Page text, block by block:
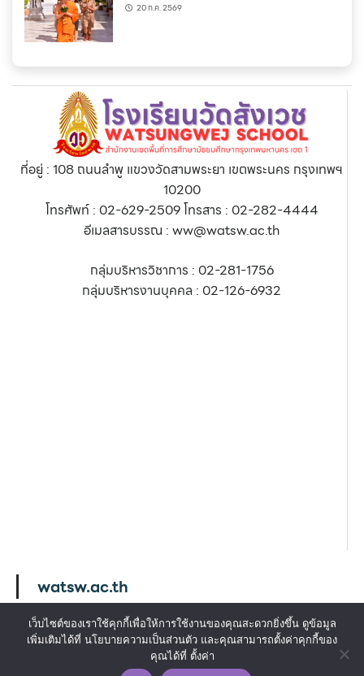
20 ก.ค. 2569
ที่อยู่ : 108 ถนนลำพู แขวงวัดสามพระยา เขตพระนคร กรุงเทพฯ
10200
โทรศัพท์ : 02-629-2509 โทรสาร : 02-282-4444
อีเมลสารบรรณ : ww@watsw.ac.th
กลุ่มบริหารวิชาการ : 02-281-1756
กลุ่มบริหารงานบุคคล : 02-126-6932
watsw.ac.th
Copyright © 2026 Watsungwej School . All rights
reserved. ออกแบบโดย www.dsite.in.th
เว็บไซต์ของเราใช้คุกกี้เพื่อให้การใช้งานของคุณสะดวกยิ่งขึ้น ดูข้อมูล
เพิ่มเติมได้ที่ นโยบายความเป็นส่วนตัว และคุณสามารถตั้งค่าคุกกี้ของ
คุณได้ที่ ตั้งค่า